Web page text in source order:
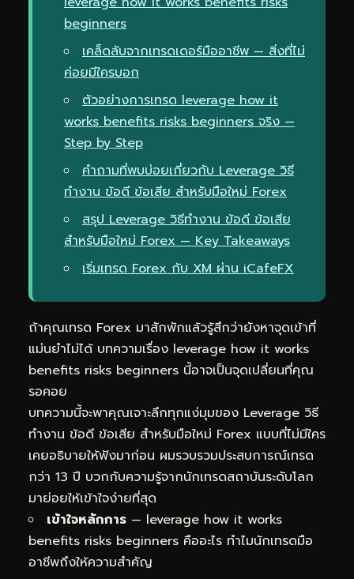
beginners
เคล็ดลับจากเทรดเดอร์มืออาชีพ — สิ่งที่ไม่
ค่อยมีใครบอก
ตัวอย่างการเทรด leverage how it
works benefits risks beginners จริง —
Step by Step
คำถามที่พบบ่อยเกี่ยวกับ Leverage วิธี
ทำงาน ข้อดี ข้อเสีย สำหรับมือใหม่ Forex
สรุป Leverage วิธีทำงาน ข้อดี ข้อเสีย
สำหรับมือใหม่ Forex — Key Takeaways
เริ่มเทรด Forex กับ XM ผ่าน iCafeFX
ถ้าคุณเทรด Forex มาสักพักแล้วรู้สึกว่ายังหาจุดเข้าที่
แม่นยำไม่ได้ บทความเรื่อง leverage how it works
benefits risks beginners นี้อาจเป็นจุดเปลี่ยนที่คุณ
รอคอย
บทความนี้จะพาคุณเจาะลึกทุกแง่มุมของ Leverage วิธี
ทำงาน ข้อดี ข้อเสีย สำหรับมือใหม่ Forex แบบที่ไม่มีใคร
เคยอธิบายให้ฟังมาก่อน ผมรวบรวมประสบการณ์เทรด
กว่า 13 ปี บวกกับความรู้จากนักเทรดสถาบันระดับโลก
มาย่อยให้เข้าใจง่ายที่สุด
เข้าใจหลักการ — leverage how it works
benefits risks beginners คืออะไร ทำไมนักเทรดมือ
อาชีพถึงให้ความสำคัญ